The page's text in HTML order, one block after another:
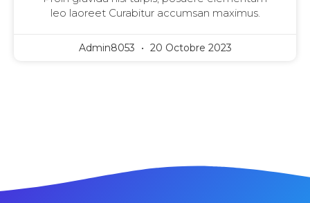
leo laoreet Curabitur accumsan maximus.
Admin8053 20 Octobre 2023